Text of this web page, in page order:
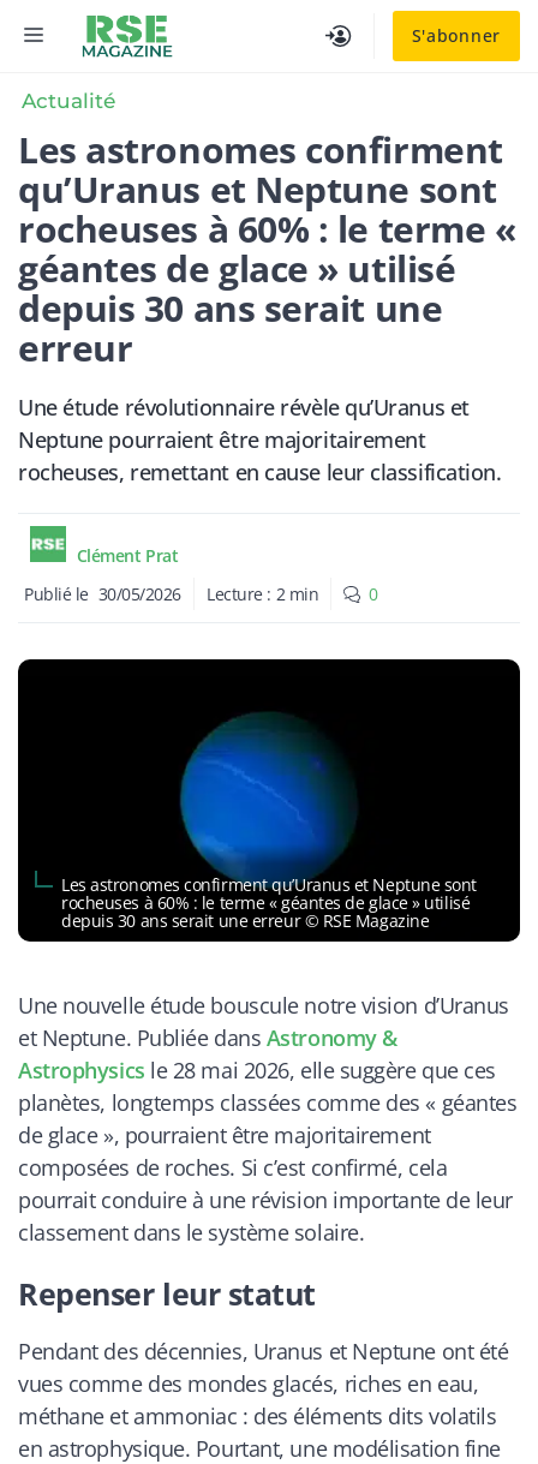
S'abonner
MENU
Actualité
Les astronomes confirment
qu’Uranus et Neptune sont
rocheuses à 60% : le terme «
géantes de glace » utilisé
depuis 30 ans serait une
erreur
Une étude révolutionnaire révèle qu’Uranus et
Neptune pourraient être majoritairement
rocheuses, remettant en cause leur classification.
Clément Prat
Publié le 30/05/2026 Lecture : 2 min 0
Les astronomes confirment qu’Uranus et Neptune sont
rocheuses à 60% : le terme « géantes de glace » utilisé
depuis 30 ans serait une erreur © RSE Magazine
Une nouvelle étude bouscule notre vision d’Uranus
et Neptune. Publiée dans Astronomy &
Astrophysics le 28 mai 2026, elle suggère que ces
planètes, longtemps classées comme des « géantes
de glace », pourraient être majoritairement
composées de roches. Si c’est confirmé, cela
pourrait conduire à une révision importante de leur
classement dans le système solaire.
Repenser leur statut
Pendant des décennies, Uranus et Neptune ont été
vues comme des mondes glacés, riches en eau,
méthane et ammoniac : des éléments dits volatils
en astrophysique. Pourtant, une modélisation fine